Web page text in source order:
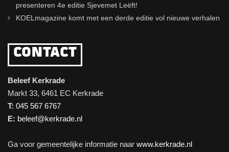
presenteren 4e editie Sjevemet Leëft!
KOELmagazine komt met een derde editie vol nieuwe verhalen
CONTACT
Beleef Kerkrade
Markt 33, 6461 EC Kerkrade
T: 045 567 6767
E: beleef@kerkrade.nl
Ga voor gemeentelijke informatie naar www.kerkrade.nl